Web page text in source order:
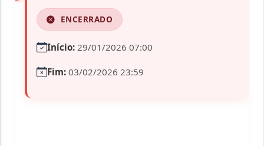
ENCERRADO
Início: 29/01/2026 07:00
Fim: 03/02/2026 23:59